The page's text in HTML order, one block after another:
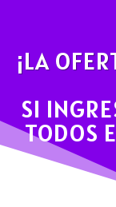
¡LA
SI
TODOS